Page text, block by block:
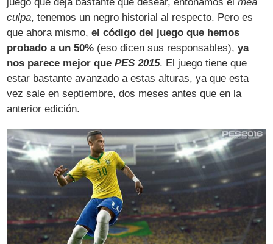
culpa, tenemos un negro historial al respecto. Pero es
que ahora mismo,el código del juego que hemos
probado a un 50% (eso dicen sus responsables),ya
nos parece mejor quePES 2015. El juego tiene que
estar bastante avanzado a estas alturas, ya que esta
vez sale en septiembre, dos meses antes que en la
anterior edición.